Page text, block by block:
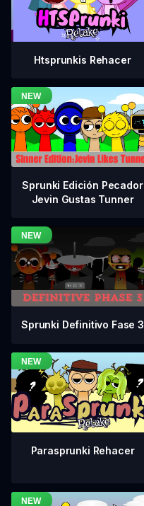
Htsprunkis Rehacer
Sprunki Edición Pecador
Jevin Gustas Tunner
Sprunki Definitivo Fase 3
Parasprunki Rehacer